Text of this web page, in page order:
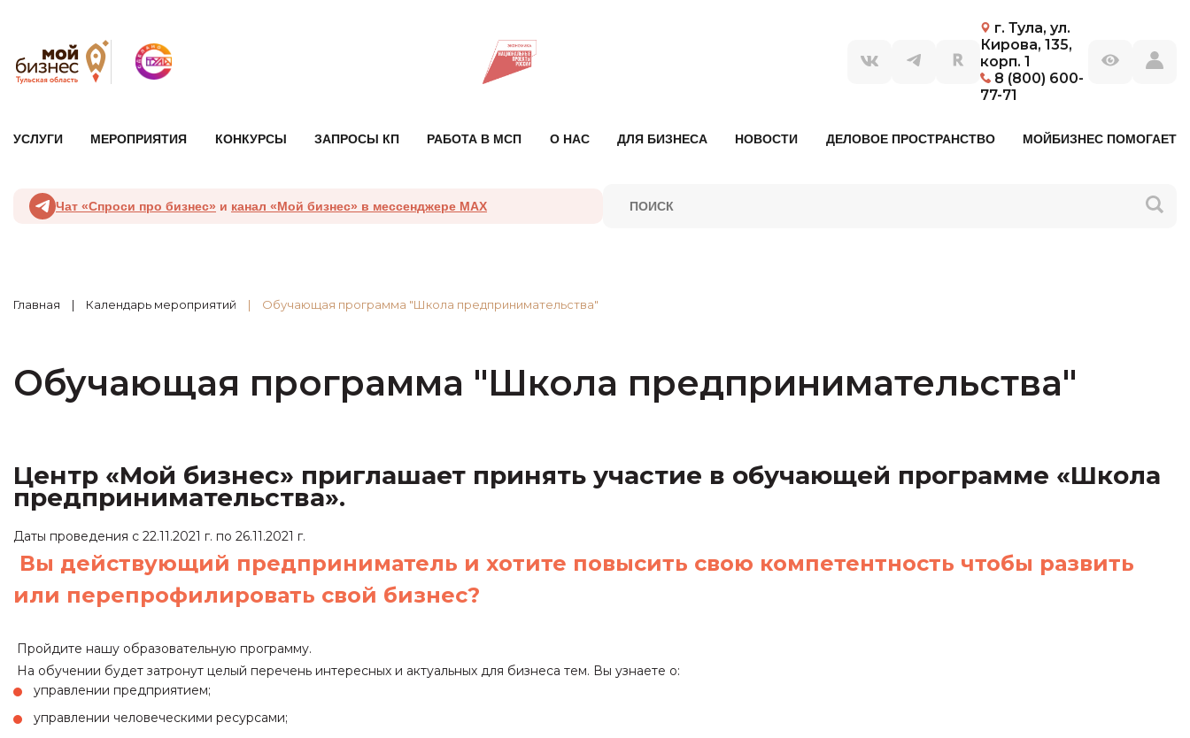
г. Тула, ул.
Кирова, 135,
корп. 1
8 (800) 600-
77-71
УСЛУГИ МЕРОПРИЯТИЯ КОНКУРСЫ ЗАПРОСЫ КП РАБОТА В МСП О НАС ДЛЯ БИЗНЕСА НОВОСТИ ДЕЛОВОЕ ПРОСТРАНСТВО МОЙБИЗНЕС ПОМОГАЕТ
Чат «Спроси про бизнес» и канал «Мой бизнес» в мессенджере MAX
Главная Календарь мероприятий Обучающая программа "Школа предпринимательства"
Обучающая программа "Школа предпринимательства"
Центр «Мой бизнес» приглашает принять участие в обучающей программе «Школа
предпринимательства».
Даты проведения с 22.11.2021 г. по 26.11.2021 г.
Вы действующий предприниматель и хотите повысить свою компетентность чтобы развить
или перепрофилировать свой бизнес?
Пройдите нашу образовательную программу.
На обучении будет затронут целый перечень интересных и актуальных для бизнеса тем. Вы узнаете о:
управлении предприятием;
управлении человеческими ресурсами;